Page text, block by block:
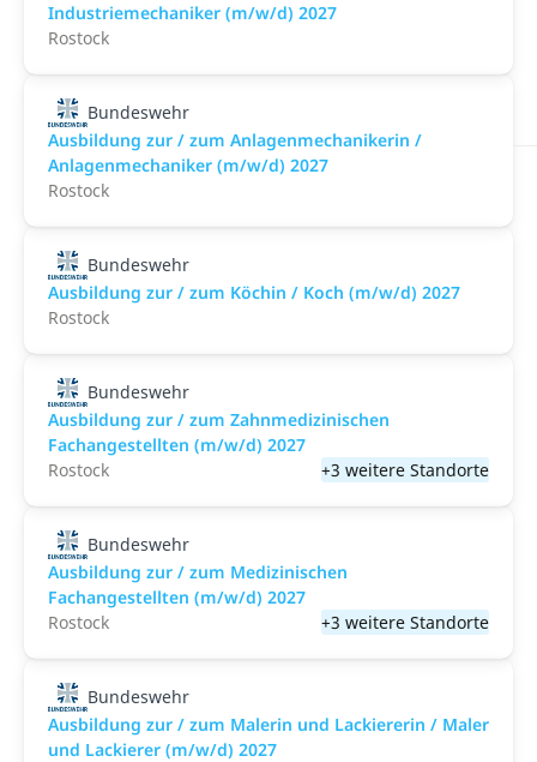
Industriemechaniker (m/w/d) 2027
Rostock
Bundeswehr
Ausbildung zur / zum Anlagenmechanikerin /
Anlagenmechaniker (m/w/d) 2027
Rostock
Bundeswehr
Ausbildung zur / zum Köchin / Koch (m/w/d) 2027
Rostock
Bundeswehr
Ausbildung zur / zum Zahnmedizinischen
Fachangestellten (m/w/d) 2027
Rostock
+3 weitere Standorte
Bundeswehr
Ausbildung zur / zum Medizinischen
Fachangestellten (m/w/d) 2027
Rostock
+3 weitere Standorte
Bundeswehr
Ausbildung zur / zum Malerin und Lackiererin / Maler
und Lackierer (m/w/d) 2027